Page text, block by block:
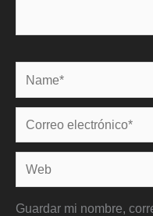
Name*
Correo
electrónico*
Web
Guardar mi nombre,